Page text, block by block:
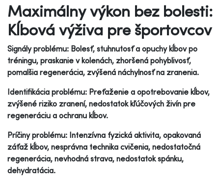
Maximálny výkon bez bolesti:
Kĺbová výživa pre športovcov
Signály problému: Bolesť, stuhnutosť a opuchy kĺbov po
tréningu, praskanie v kolenách, zhoršená pohyblivosť,
pomalšia regenerácia, zvýšená náchylnosť na zranenia.
Identifikácia problému: Preťaženie a opotrebovanie kĺbov,
zvýšené riziko zranení, nedostatok kľúčových živín pre
regeneráciu a ochranu kĺbov.
Príčiny problému: Intenzívna fyzická aktivita, opakovaná
záťaž kĺbov, nesprávna technika cvičenia, nedostatočná
regenerácia, nevhodná strava, nedostatok spánku,
dehydratácia.